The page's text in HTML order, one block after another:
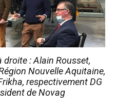
droite : Alain Rousset,
Nouvelle Aquitaine,
respectivement DG
de Novag